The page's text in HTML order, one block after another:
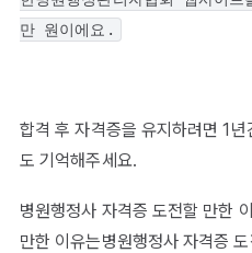
만 원이에요.
합격 후 자격증을 유지하려면 1
도 기억해주세요.
병원행정사 자격증 도전할 만한
만한 이유는병원행정사 자격증